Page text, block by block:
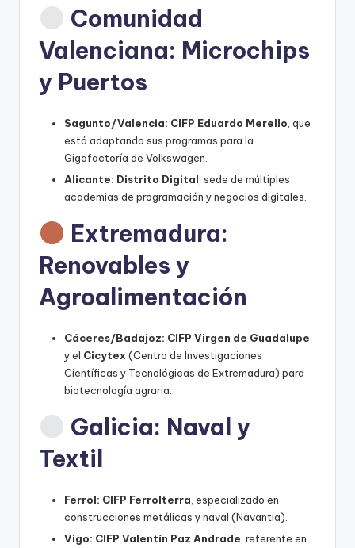
Comunidad
Valenciana: Microchips
y Puertos
Sagunto/Valencia: CIFP Eduardo Merello , que
está adaptando sus programas para la
Gigafactoría de Volkswagen.
Alicante: Distrito Digital , sede de múltiples
academias de programación y negocios digitales.
Extremadura:
Renovables y
Agroalimentación
Cáceres/Badajoz: CIFP Virgen de Guadalupe
y el Cicytex (Centro de Investigaciones
Científicas y Tecnológicas de Extremadura) para
biotecnología agraria.
Galicia: Naval y
Textil
Ferrol: CIFP Ferrolterra , especializado en
construcciones metálicas y naval (Navantia).
Vigo: CIFP Valentín Paz Andrade , referente en